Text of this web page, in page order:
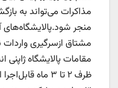
مذاکرات می‌تواند به
منجر شود.پالایشگاه‌های
مشتاق ازسرگیری
مقامات پالایشگاه ژاپنی